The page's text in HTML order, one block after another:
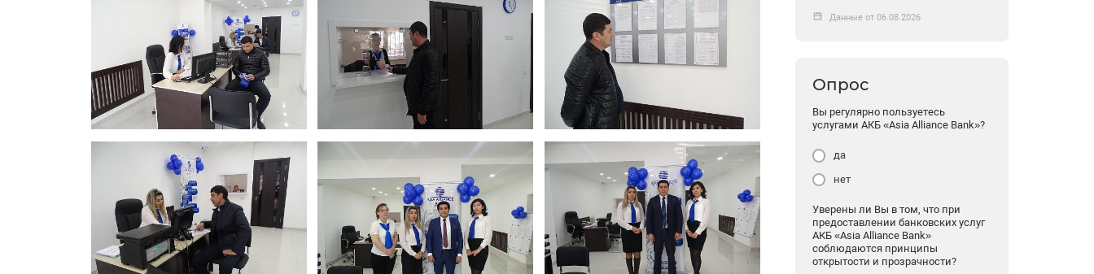
Данные от 06.08.2026
Опрос
Вы регулярно пользуетесь
услугами АКБ «Asia Alliance Bank»?
да
нет
Уверены ли Вы в том, что при
предоставлении банковских услуг
АКБ «Asia Alliance Bank»
соблюдаются принципы
открытости и прозрачности?